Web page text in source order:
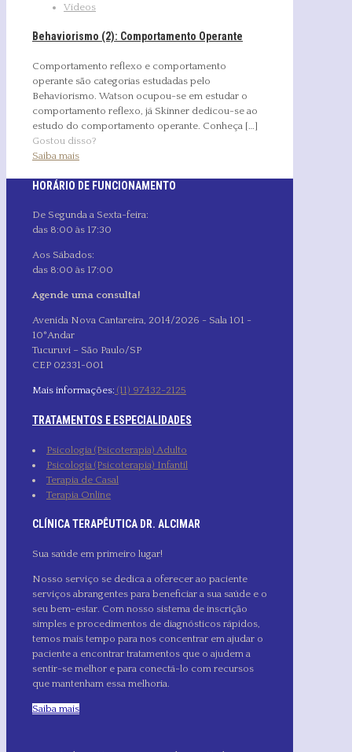
Vídeos
Behaviorismo (2): Comportamento Operante
Comportamento reflexo e comportamento
operante são categorias estudadas pelo
Behaviorismo. Watson ocupou-se em estudar o
comportamento reflexo, já Skinner dedicou-se ao
estudo do comportamento operante. Conheça […]
Gostou disso?
Saiba mais
HORÁRIO DE FUNCIONAMENTO
De Segunda a Sexta-feira:
das 8:00 às 17:30
Aos Sábados:
das 8:00 às 17:00
Agende uma consulta!
Avenida Nova Cantareira, 2014/2026 - Sala 101 -
10°Andar
Tucuruvi – São Paulo/SP
CEP 02331-001
Mais informações: (11) 97432-2125
TRATAMENTOS E ESPECIALIDADES
Psicologia (Psicoterapia) Adulto
Psicologia (Psicoterapia) Infantil
Terapia de Casal
Terapia Online
CLÍNICA TERAPÊUTICA DR. ALCIMAR
Sua saúde em primeiro lugar!
Nosso serviço se dedica a oferecer ao paciente
serviços abrangentes para beneficiar a sua saúde e o
seu bem-estar. Com nosso sistema de inscrição
simples e procedimentos de diagnósticos rápidos,
temos mais tempo para nos concentrar em ajudar o
paciente a encontrar tratamentos que o ajudem a
sentir-se melhor e para conectá-lo com recursos
que mantenham essa melhoria.
Saiba mais